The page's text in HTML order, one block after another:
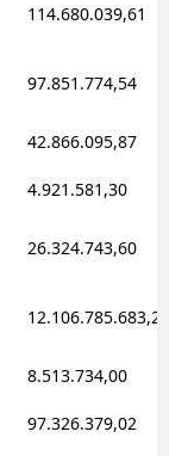
114.680.039,61
97.851.774,54
42.866.095,87
4.921.581,30
26.324.743,60
12.106.785.683,20
8.513.734,00
97.326.379,02